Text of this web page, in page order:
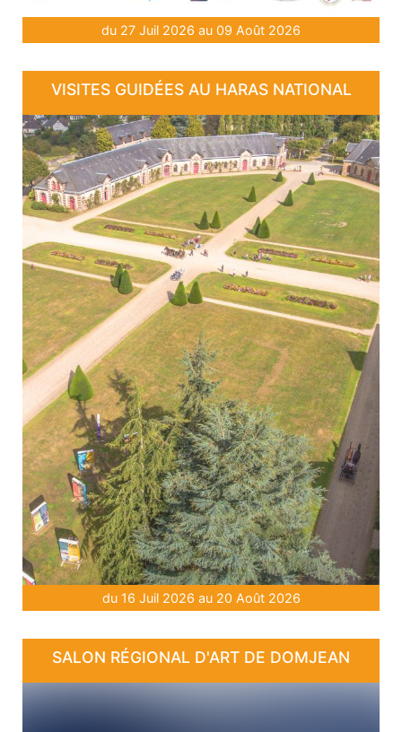
du 27 Juil 2026 au 09 Août 2026
VISITES GUIDÉES AU HARAS NATIONAL
du 16 Juil 2026 au 20 Août 2026
SALON RÉGIONAL D'ART DE DOMJEAN